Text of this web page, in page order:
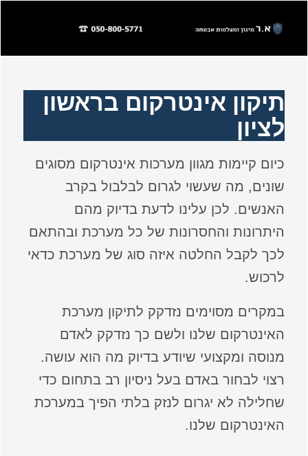
תיקון אינטרקום בראשון
לציון
כיום קיימות מגוון מערכות אינטרקום מסוגים
שונים, מה שעשוי לגרום לבלבול בקרב
האנשים. לכן עלינו לדעת בדיוק מהם
היתרונות והחסרונות של כל מערכת ובהתאם
לכך לקבל החלטה איזה סוג של מערכת כדאי
לרכוש.
במקרים מסוימים נזדקק לתיקון מערכת
האינטרקום שלנו ולשם כך נזדקק לאדם
מנוסה ומקצועי שיודע בדיוק מה הוא עושה.
רצוי לבחור באדם בעל ניסיון רב בתחום כדי
שחלילה לא יגרום לנזק בלתי הפיך במערכת
האינטרקום שלנו.